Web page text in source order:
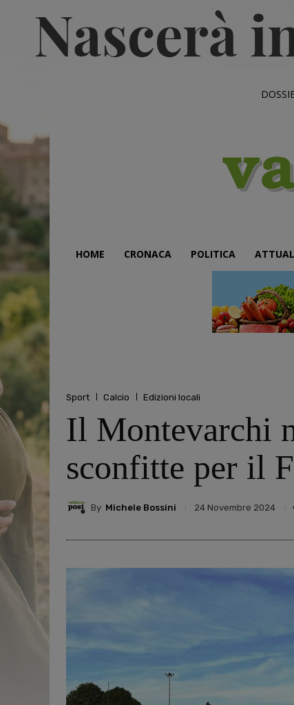
HOME CRONACA POLITICA
Sport Calcio Edizioni locali
Il Montevarchi
sconfitte per il
By Michele Bossini 24 Novembre 2024